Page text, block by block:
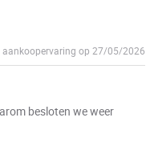
op 27/05/2026
besloten we weer